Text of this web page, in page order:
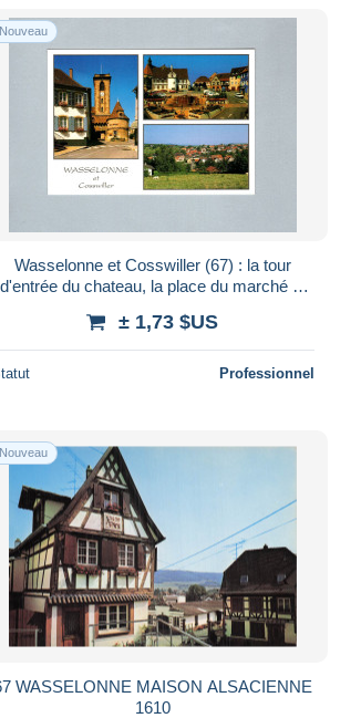
Nouveau
Wasselonne et Cosswiller (67) : la tour
d'entrée du chateau, la place du marché et
± 1,73 $US
Professionnel
Nouveau
WASSELONNE MAISON ALSACIENNE
1610